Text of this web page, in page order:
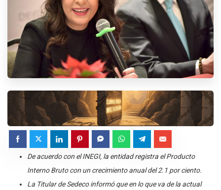
De acuerdo con el INEGI, la entidad registra el Producto
Interno Bruto con un crecimiento anual del 2.1 por ciento.
La Titular de Sedeco informó que en lo que va de la actual